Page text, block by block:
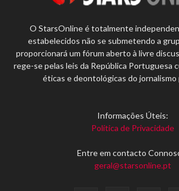
O StarsOnline é totalmente
estabelecidos não se submetendo a
proporcionará um fórum aberto à livre
rege-se pelas leis da República Portuguesa
éticas e deontológicas do jornalismo
Informações Úteis:
Política de Privacidade
Entre em contacto
geral@starsonline.pt